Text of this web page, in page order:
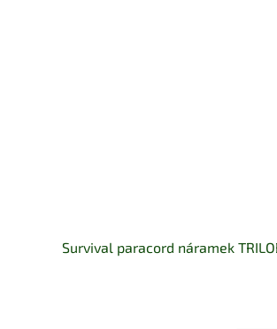
Survival paracord náramek